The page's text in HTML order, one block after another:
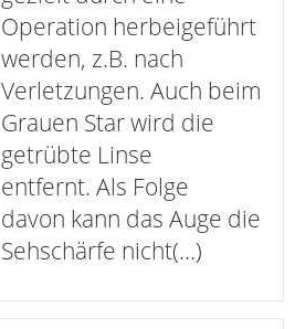
Operation herbeigeführt
werden, z.B. nach
Verletzungen. Auch beim
Grauen Star wird die
getrübte Linse
entfernt. Als Folge
davon kann das Auge die
Sehschärfe nicht(...)